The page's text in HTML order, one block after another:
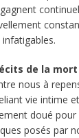
de la mort
nous à
vie intime
doué pour
posés par